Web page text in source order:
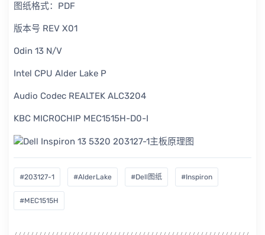
图纸格式：PDF
版本号 REV X01
Odin 13 N/V
Intel CPU Alder Lake P
Audio Codec REALTEK ALC3204
KBC MICROCHIP MEC1515H-D0-I
#203127-1 #AlderLake #Dell图纸 #Inspiron
#MEC1515H